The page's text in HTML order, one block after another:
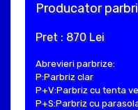
Producator
Pret : 870 Lei
Abrevieri parbrize:
P:Parbriz clar
P+V:Parbriz cu tenta
P+S:Parbriz cu